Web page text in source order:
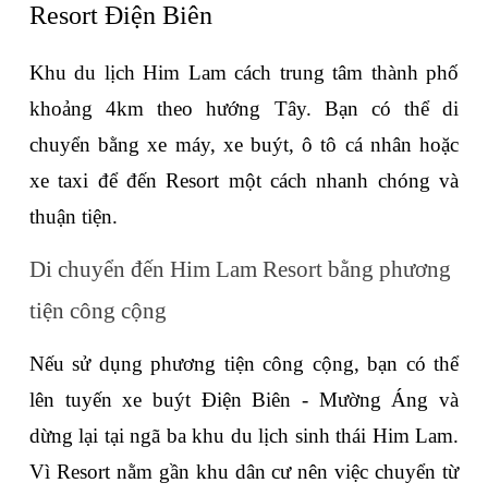
Resort Điện Biên
Khu du lịch Him Lam cách trung tâm thành phố
khoảng 4km theo hướng Tây. Bạn có thể di
chuyển bằng xe máy, xe buýt, ô tô cá nhân hoặc
xe taxi để đến Resort một cách nhanh chóng và
thuận tiện.
Di chuyển đến Him Lam Resort bằng phương
tiện công cộng
Nếu sử dụng phương tiện công cộng, bạn có thể
lên tuyến xe buýt Điện Biên - Mường Áng và
dừng lại tại ngã ba khu du lịch sinh thái Him Lam.
Vì Resort nằm gần khu dân cư nên việc chuyển từ